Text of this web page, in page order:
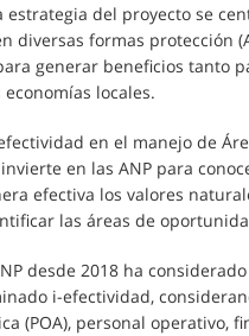
estrategia del proyecto se
diversas formas protección
generar beneficios tanto
locales.
en el manejo de
en las ANP para
efectiva los valores
las áreas de
desde 2018 ha
i-efectividad,
(POA), personal operativo,